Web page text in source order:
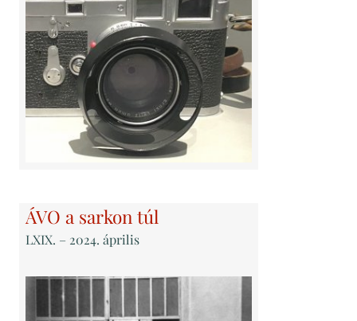
ÁVO a sarkon túl
LXIX. – 2024. április